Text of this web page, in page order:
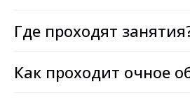
Где проходят
Как проходит очное